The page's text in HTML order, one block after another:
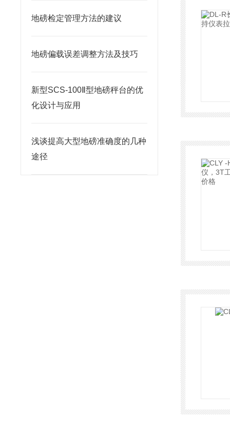
地磅检定管理方法的建议
地磅偏载误差调整方法及技巧
新型SCS-100Ⅱ型地磅秤台的优
化设计与应用
浅谈提高大型地磅准确度的几种
途径